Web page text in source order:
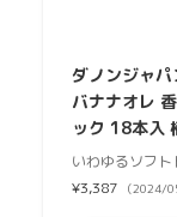
ダノンジャ
バナナオレ
ック 18本入
いわゆるソフ
¥3,387
（2024/